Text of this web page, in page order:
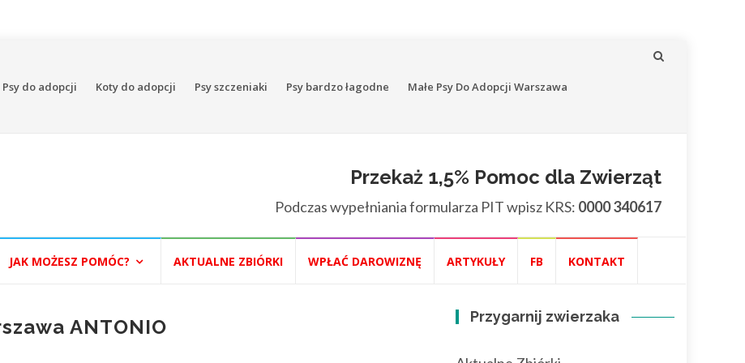
Psy do adopcji Koty do adopcji Psy szczeniaki Psy bardzo łagodne Małe Psy Do Adopcji Warszawa
Przekaż 1,5% Pomoc dla Zwierząt
Podczas wypełniania formularza PIT wpisz KRS: 0000 340617
JAK MOŻESZ POMÓC? AKTUALNE ZBIÓRKI WPŁAĆ DAROWIZNĘ ARTYKUŁY FB KONTAKT
ANTONIO Przygarnij zwierzaka